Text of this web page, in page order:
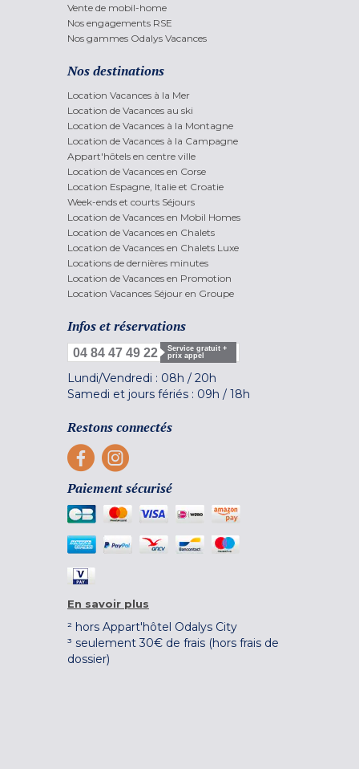
Vente de mobil-home
Nos engagements RSE
Nos gammes Odalys Vacances
Nos destinations
Location Vacances à la Mer
Location de Vacances au ski
Location de Vacances à la Montagne
Location de Vacances à la Campagne
Appart'hôtels en centre ville
Location de Vacances en Corse
Location Espagne, Italie et Croatie
Week-ends et courts Séjours
Location de Vacances en Mobil Homes
Location de Vacances en Chalets
Location de Vacances en Chalets Luxe
Locations de dernières minutes
Location de Vacances en Promotion
Location Vacances Séjour en Groupe
Infos et réservations
04 84 47 49 22
Service gratuit +
prix appel
Lundi/Vendredi : 08h / 20h
Samedi et jours fériés : 09h / 18h
Restons connectés
Paiement sécurisé
En savoir plus
² hors Appart'hôtel Odalys City
³ seulement 30€ de frais (hors frais de
dossier)